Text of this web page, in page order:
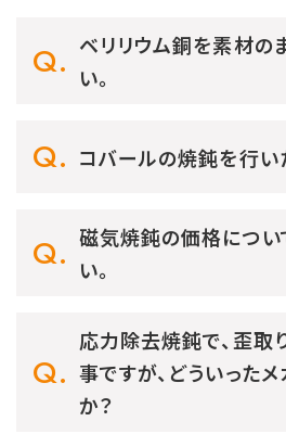
ベリリウム銅を素材の
い。
コバールの焼鈍を行い
磁気焼鈍の価格につい
い。
応力除去焼鈍で、歪取
事ですが、どういった
か？